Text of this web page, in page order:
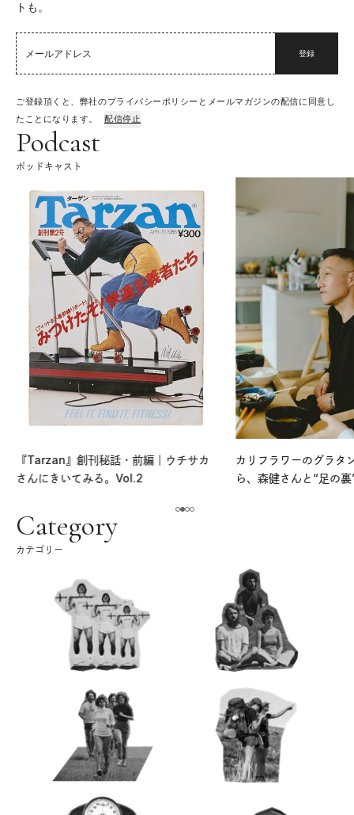
トも。
登録
ご登録頂くと、弊社のプライバシーポリシーとメールマガジンの配信に同意し
たことになります。
配信停止
Podcast
ポッドキャスト
『Tarzan』創刊秘話・前編｜ウチサカ
さんにきいてみる。Vol.2
カリフラワーのグラタ
ら、森健さんと“足の
Category
カテゴリー